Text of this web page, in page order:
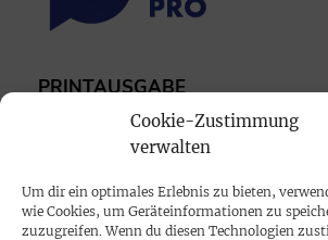
Cookie-Zustimmung
verwalten
Um dir ein optimales Erlebnis zu bieten,
wie Cookies, um Geräteinformationen zu
zuzugreifen. Wenn du diesen Technologien
PRINTAUSGABE
Mediadaten
PROKOMPAKT
Impressum